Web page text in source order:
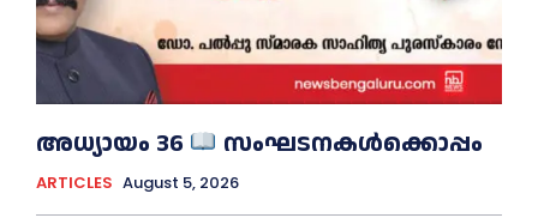
അധ്യായം 36 സംഘടനകൾക്കൊപ്പം
ARTICLES August 5, 2026